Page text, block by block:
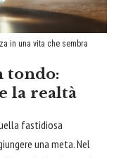
in una vita che sembra
tondo:
la realtà
fastidiosa
una meta. Nel